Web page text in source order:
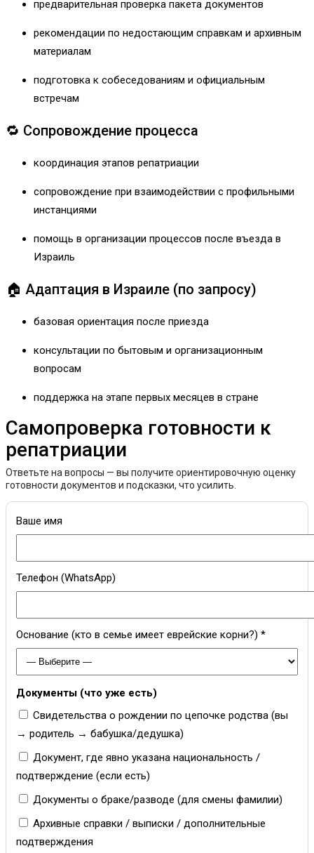
предварительная проверка пакета документов
рекомендации по недостающим справкам и архивным
материалам
подготовка к собеседованиям и официальным
встречам
🔁 Сопровождение процесса
координация этапов репатриации
сопровождение при взаимодействии с профильными
инстанциями
помощь в организации процессов после въезда в
Израиль
🏠 Адаптация в Израиле (по запросу)
базовая ориентация после приезда
консультации по бытовым и организационным
вопросам
поддержка на этапе первых месяцев в стране
Самопроверка готовности к
репатриации
Ответьте на вопросы — вы получите ориентировочную оценку
готовности документов и подсказки, что усилить.
Ваше имя
Телефон (WhatsApp)
Основание (кто в семье имеет еврейские корни?) *
Документы (что уже есть)
Свидетельства о рождении по цепочке родства (вы
→ родитель → бабушка/дедушка)
Документ, где явно указана национальность /
подтверждение (если есть)
Документы о браке/разводе (для смены фамилии)
Архивные справки / выписки / дополнительные
подтверждения